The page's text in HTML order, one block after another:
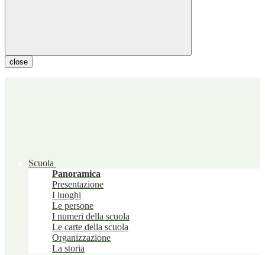
close
Scuola
Panoramica
Presentazione
I luoghi
Le persone
I numeri della scuola
Le carte della scuola
Organizzazione
La storia